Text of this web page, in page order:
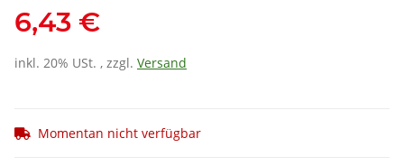
6,43 €
inkl. 20% USt. , zzgl. Versand
Momentan nicht verfügbar